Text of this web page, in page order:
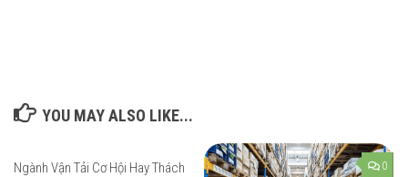
YOU MAY ALSO LIKE...
Ngành Vận Tải Cơ Hội Hay Thách
0